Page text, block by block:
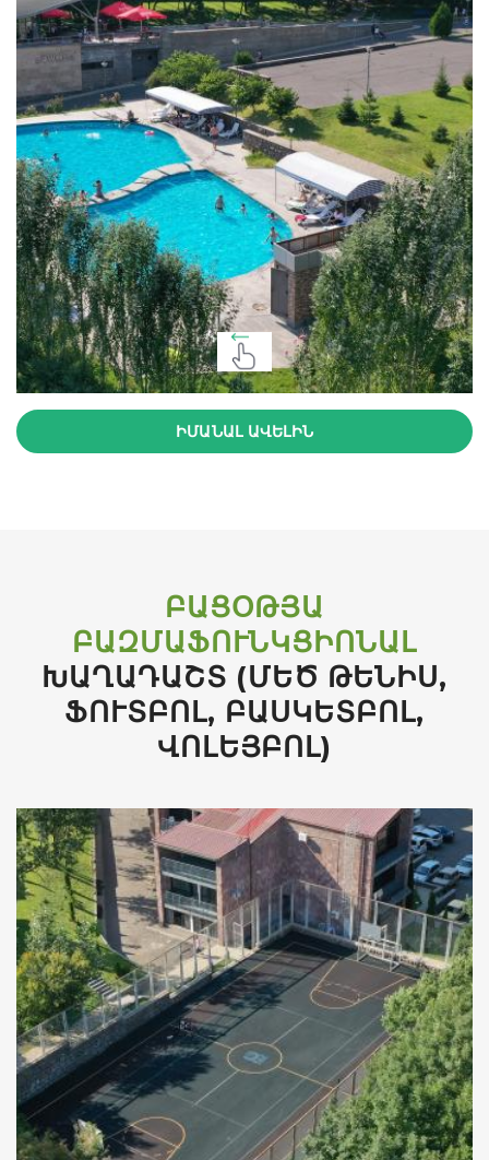
ԻՄԱՆԱԼ ԱՎԵԼԻՆ
ԲԱՑՕԹՅԱ
ԲԱԶՄԱՖՈՒՆԿՑԻՈՆԱԼ
ԽԱՂԱԴԱՇՏ (ՄԵԾ ԹԵՆԻՍ,
ՖՈՒՏԲՈԼ, ԲԱՍԿԵՏԲՈԼ,
ՎՈԼԵՅԲՈԼ)